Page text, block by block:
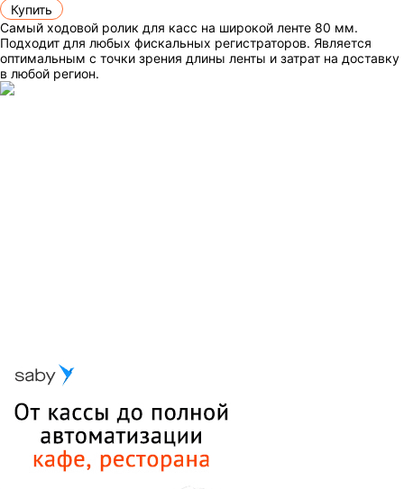
Купить
Самый ходовой ролик для касс на широкой ленте 80 мм.
Подходит для любых фискальных регистраторов. Является
оптимальным с точки зрения длины ленты и затрат на доставку
в любой регион.